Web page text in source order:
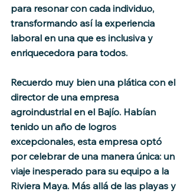
para resonar con cada individuo,
transformando así la experiencia
laboral en una que es inclusiva y
enriquecedora para todos.
Recuerdo muy bien una plática con el
director de una empresa
agroindustrial en el Bajío. Habían
tenido un año de logros
excepcionales, esta empresa optó
por celebrar de una manera única: un
viaje inesperado para su equipo a la
Riviera Maya. Más allá de las playas y